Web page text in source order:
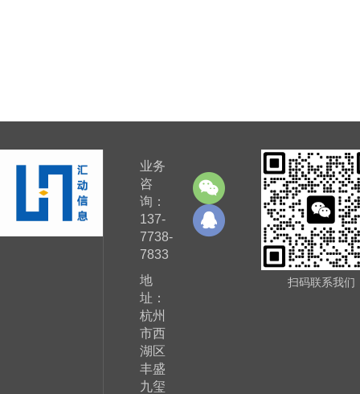
业务
咨
询：
137-
7738-
7833
地
址：
杭州
市西
湖区
丰盛
九玺
扫码联系我们